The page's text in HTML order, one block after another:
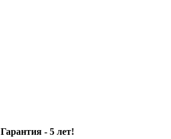
Гарантия - 5 лет!